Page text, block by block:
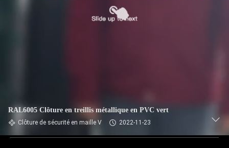
RAL6005 Clôture en treillis métallique en PVC vert
Clôture de sécurité en maille V 2022-11-23